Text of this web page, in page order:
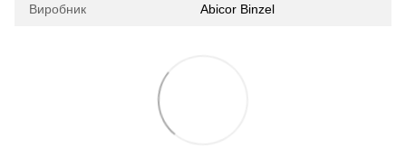
Виробник Abicor Binzel